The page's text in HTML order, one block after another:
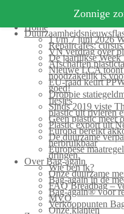
Home
1 t/m 7 juni 2026
Repaircafés:
VN verdrag over
De jaarlijkse
Afschaffen
Nieuwe LCA toont
noodzakelijk is
EU-raad keurt
goed!
Droppie
flesjes
Sinds 2019 viste
plastic uit rivieren
Geen plastic meer
Plastic export uit
Europa bereikt
De duurzame
herbruikbaar
Europese
dringen.
Over Bag-again
Wie ben ik?
Onze duurzame
Bag-again in de
FAQ Breadbag –
Bag-again® voor
MVO
Verkooppunten
Onze klanten
Zonnige